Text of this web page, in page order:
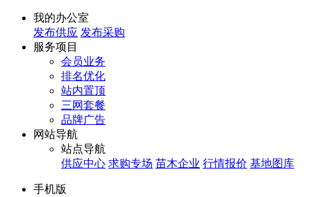
我的办公室
发布供应 发布采购
服务项目
会员业务
排名优化
站内置顶
三网套餐
品牌广告
网站导航
站点导航
供应中心 求购专场 苗木企业 行情报价 基地图库
手机版